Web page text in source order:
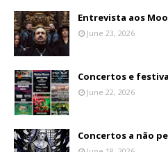
Entrevista aos
June 23, 2026
Concertos e
June 22, 2026
Concertos a não